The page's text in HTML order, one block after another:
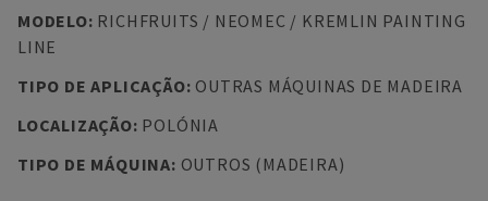
MODELO: RICHFRUITS / NEOMEC / KREMLIN PAINTING
LINE
TIPO DE APLICAÇÃO: OUTRAS MÁQUINAS DE MADEIRA
LOCALIZAÇÃO: POLÓNIA
TIPO DE MÁQUINA: OUTROS (MADEIRA)